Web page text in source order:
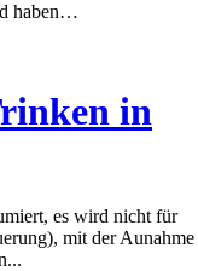
haben…
in
es wird nicht für
mit der Aunahme